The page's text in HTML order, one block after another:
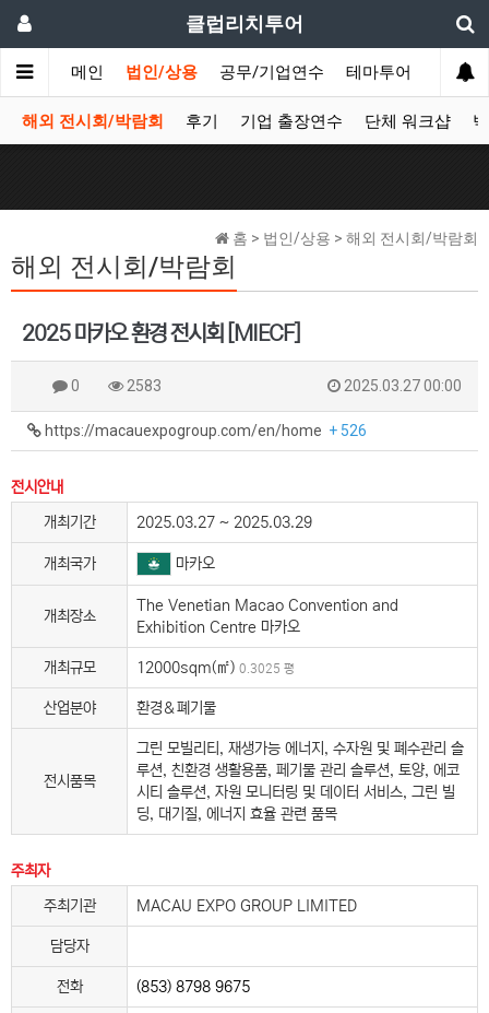
클럽리치투어
메인 법인/상용 공무/기업연수 테마투어 데이투
해외 전시회/박람회 후기 기업 출장연수 단체 워크샵
홈 > 법인/상용 > 해외 전시회/박람회
해외 전시회/박람회
2025 마카오 환경 전시회 [MIECF]
0 2583 2025.03.27 00:00
https://macauexpogroup.com/en/home + 526
전시안내
개최기간
2025.03.27 ~ 2025.03.29
개최국가 마카오
개최장소
The Venetian Macao Convention and
Exhibition Centre 마카오
개최규모 12000sqm(㎡) 0.3025 평
산업분야 환경＆폐기물
전시품목
그린 모빌리티, 재생가능 에너지, 수자원 및 폐수관리 솔
루션, 친환경 생활용품, 페기물 관리 솔루션, 토양, 에코
시티 솔루션, 자원 모니터링 및 데이터 서비스, 그린 빌
딩, 대기질, 에너지 효율 관련 품목
주최자
주최기관
MACAU EXPO GROUP LIMITED
담당자
전화 (853) 8798 9675